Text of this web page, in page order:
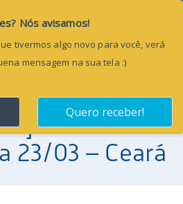
Plantão
23/03 – Ceará